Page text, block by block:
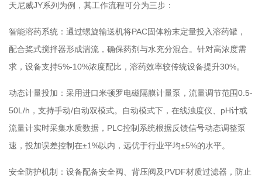
天尼威JY系列为例，其工作流程可分为三步：
智能溶药系统：通过螺旋输送机将PAC固体粉末定量投入溶药罐，
配合桨式搅拌器形成湍流，确保药剂与水充分混合。针对高浓度需
求，设备支持5%-10%浓度配比，溶药效率较传统设备提升30%。
动态计量投加：采用进口米顿罗电磁隔膜计量泵，流量调节范围0.5-
50L/h，支持手动/自动双模式。自动模式下，在线浊度仪、pH计或
流量计实时采集水质数据，PLC控制系统根据反馈信号动态调整泵
速，投加误差控制在±1%以内，远优于行业平均±5%的水平。
安全防护机制：设备配备安全阀、背压阀及PVDF材质过滤器，防止